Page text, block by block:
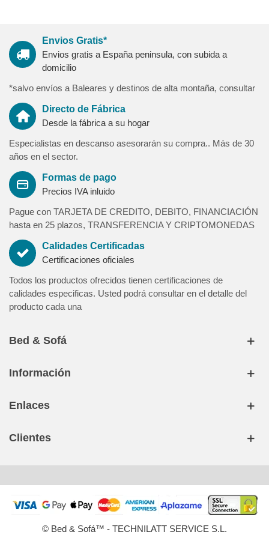
europeas.
Nuestra garantía de calidad le asegura un producto de máxima
relación calidad-precio y libre de sustancias nocivas contra la
Ambito de venta
Ambito de venta El ámbito de venta es de toda España (excepto
Destino Islas Baleares (Mallorca e Ibiza) existira un suplemento
por envio y artículo en concepto de flete marítimo (a consultar).
europa-sierra nevada-alpujarras-sierra de cazorla-almeria-delta
del ebro- huesca-teruel-serrania de castellón y frontera con
portugal) tendra un incremento de 100 € iva incluido por pedido.
Igualmente los plazos de entrega para dichas zonas se verán
incrementados por la poca frecuencia de envios de estos
destinos (consultar con su asesor)
Envios Gratis*
Envios gratis a España peninsula, con subida a
domicilio
*salvo envíos a Baleares y destinos de alta montaña, consultar
Directo de Fábrica
Desde la fábrica a su hogar
Especialistas en descanso asesorarán su compra.. Más de 30
años en el sector.
Formas de pago
Precios IVA inluido
Pague con TARJETA DE CREDITO, DEBITO, FINANCIACIÓN
hasta en 25 plazos, TRANSFERENCIA Y CRIPTOMONEDAS
Calidades Certificadas
Certificaciones oficiales
Todos los productos ofrecidos tienen certificaciones de
calidades especificas. Usted podrá consultar en el detalle del
producto cada una
Bed & Sofá
Información
Enlaces
Clientes
© Bed & Sofá™ - TECHNILATT SERVICE S.L.